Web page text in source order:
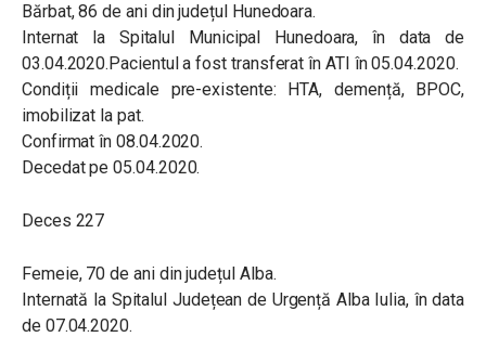
Bărbat, 86 de ani din județul Hunedoara.
Internat la Spitalul Municipal Hunedoara, în data de
03.04.2020.Pacientul a fost transferat în ATI în 05.04.2020.
Condiții medicale pre-existente: HTA, demență, BPOC,
imobilizat la pat.
Confirmat în 08.04.2020.
Decedat pe 05.04.2020.
Deces 227
Femeie, 70 de ani din județul Alba.
Internată la Spitalul Județean de Urgență Alba Iulia, în data
de 07.04.2020.